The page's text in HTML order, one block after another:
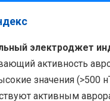
электроджет
активность
значения (>500
активным